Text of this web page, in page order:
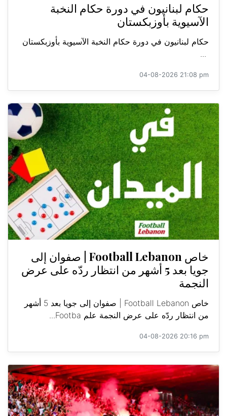
حكام لبنانيون في دورة حكام النخبة
الآسيوية بأوزبكستان
حكام لبنانيون في دورة حكام النخبة الآسيوية بأوزبكستان
...
04-08-2026 21:08 pm
خاص Football Lebanon | صفوان إلى
جويا بعد 5 أشهر من انتظار ردّه على عرض
النجمة
خاص Football Lebanon | صفوان إلى جويا بعد 5 أشهر
من انتظار ردّه على عرض النجمة علم Footba...
04-08-2026 20:16 pm